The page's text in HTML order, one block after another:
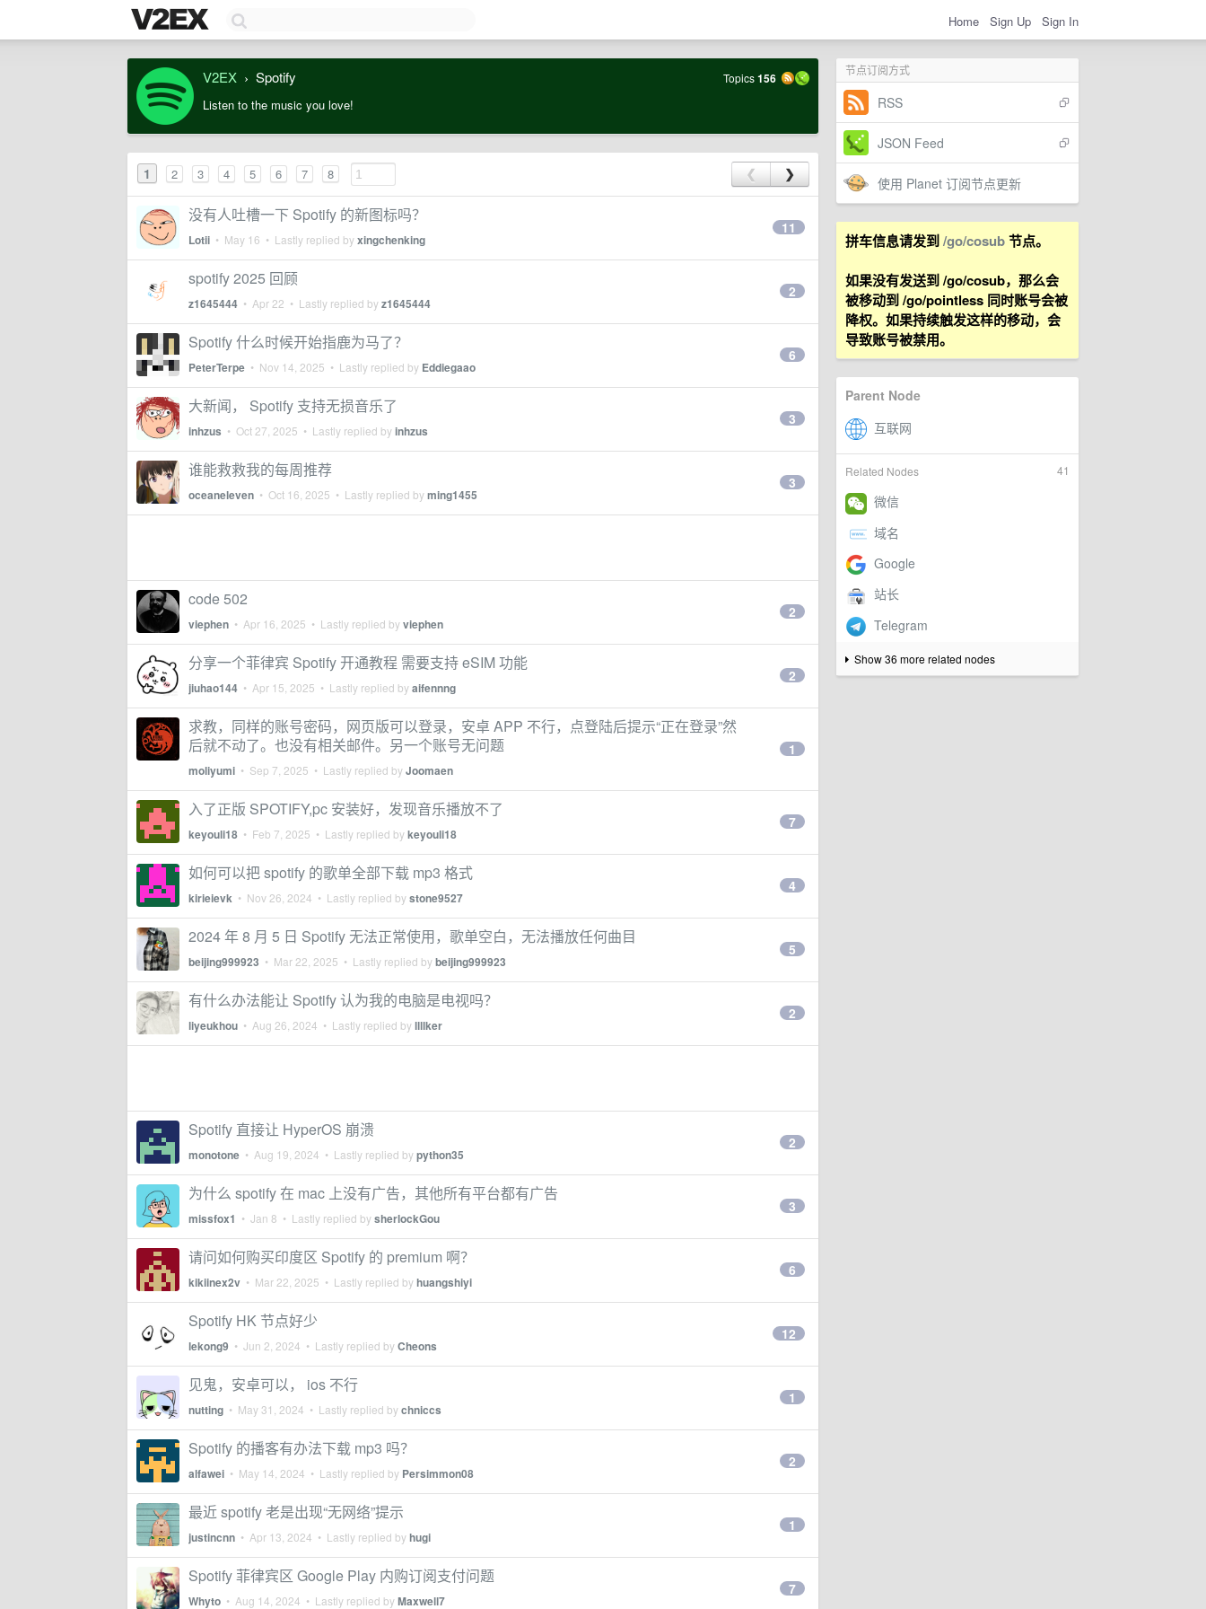
Home Sign Up Sign In
节点订阅方式
RSS
JSON Feed
使用 Planet 订阅节点更新
拼车信息请发到/go/cosub节点。
如果没有发送到 /go/cosub，那么会
被移动到 /go/pointless 同时账号会被
降权。如果持续触发这样的移动，会
导致账号被禁用。
Parent Node
41
Related Nodes
Show 36 more related nodes
V2EX › Spotify Topics156
Listen to the music you love!
1 2 3 4 5 6 7 8 ❮ ❯
没有人吐槽一下 Spotify 的新图标吗？
Lotii • May 16 • Lastly replied byxingchenking
11
spotify 2025 回顾
z1645444 • Apr 22 • Lastly replied byz1645444
2
Spotify 什么时候开始指鹿为马了？
PeterTerpe • Nov 14, 2025 • Lastly replied by Eddiegaao
6
大新闻， Spotify 支持无损音乐了
inhzus • Oct 27, 2025 • Lastly replied byinhzus
3
谁能救救我的每周推荐
oceaneleven • Oct 16, 2025 • Lastly replied byming1455
3
code 502
viephen • Apr 16, 2025 • Lastly replied byviephen
2
分享一个菲律宾 Spotify 开通教程 需要支持 eSIM 功能
jiuhao144 • Apr 15, 2025 • Lastly replied byaifennng
2
求教，同样的账号密码，网页版可以登录，安卓 APP 不行，点登陆后提示“正在登录”然
后就不动了。也没有相关邮件。另一个账号无问题
moliyumi • Sep 7, 2025 • Lastly replied byJoomaen
1
入了正版 SPOTIFY,pc 安装好，发现音乐播放不了
keyouli18 • Feb 7, 2025 • Lastly replied bykeyouli18
7
如何可以把 spotify 的歌单全部下载 mp3 格式
kirieievk • Nov 26, 2024 • Lastly replied bystone9527
4
2024 年 8 月 5 日 Spotify 无法正常使用，歌单空白，无法播放任何曲目
beijing999923 • Mar 22, 2025 • Lastly replied bybeijing999923
5
有什么办法能让 Spotify 认为我的电脑是电视吗？
liyeukhou • Aug 26, 2024 • Lastly replied byllllker
2
Spotify 直接让 HyperOS 崩溃
monotone • Aug 19, 2024 • Lastly replied bypython35
2
为什么 spotify 在 mac 上没有广告，其他所有平台都有广告
missfox1 • Jan 8 • Lastly replied bysherlockGou
3
请问如何购买印度区 Spotify 的 premium 啊？
kikiinex2v • Mar 22, 2025 • Lastly replied byhuangshiyi
6
Spotify HK 节点好少
lekong9 • Jun 2, 2024 • Lastly replied byCheons
12
见鬼，安卓可以， ios 不行
nutting • May 31, 2024 • Lastly replied bychniccs
1
Spotify 的播客有办法下载 mp3 吗？
alfawei • May 14, 2024 • Lastly replied by Persimmon08
2
最近 spotify 老是出现“无网络”提示
justincnn • Apr 13, 2024 • Lastly replied byhugi
1
Spotify 菲律宾区 Google Play 内购订阅支付问题
Whyto • Aug 14, 2024 • Lastly replied byMaxwell7
7